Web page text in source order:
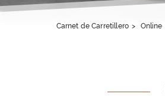
Carnet de Carretillero > Online